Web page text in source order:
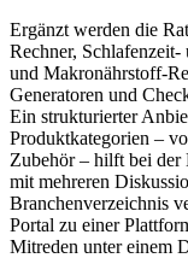
Ergänzt werden die
Rechner,
und Makronährstoff-
Generatoren und
Ein strukturierter
Produktkategorien –
Zubehör – hilft bei
mit mehreren
Branchenverzeichnis
Portal zu einer
Mitreden unter einem